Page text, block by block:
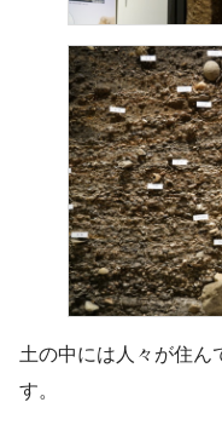
土の中には人々が住ん
す。